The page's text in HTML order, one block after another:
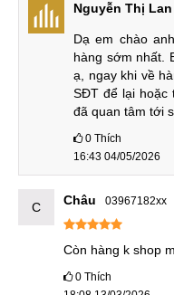
So sánh OnePlus Ace 5
Camera của OnePlus
camera góc siêu rộng
chụp ảnh, quay phim
hình chỉ Full HD+, độ
đủ độ sắc nét, rõ ràng
OnePlus Ace 5
Turbo Pro cũ
Nguyễn Thị Lan
Dạ em chào
hàng sớm nhất.
ạ, ngay khi về
SĐT để lại hoặc
đã quan tâm tới
0 Thích
16:43 04/05/2026
C Châu 03967182xx
Còn hàng k shop
0 Thích